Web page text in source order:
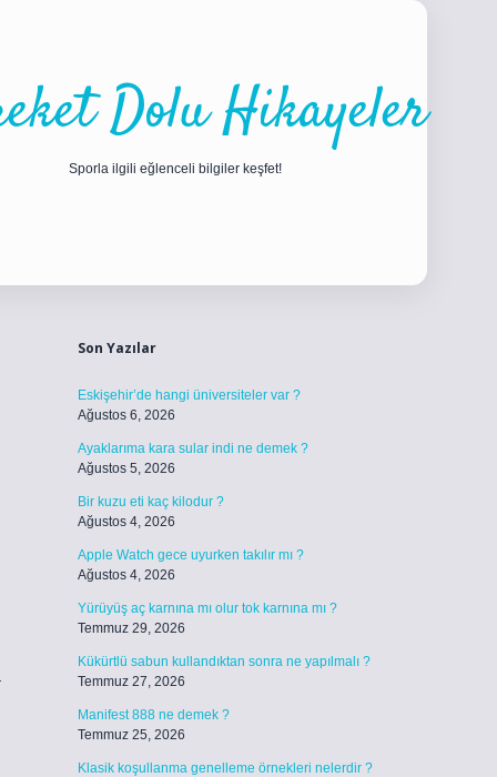
Dolu Hikayeler
Sporla ilgili eğlenceli bilgiler keşfet!
Son Yazılar
Eskişehir’de hangi üniversiteler var ?
Ağustos 6, 2026
Ayaklarıma kara sular indi ne demek ?
Ağustos 5, 2026
Bir kuzu eti kaç kilodur ?
Ağustos 4, 2026
Apple Watch gece uyurken takılır mı ?
Ağustos 4, 2026
Yürüyüş aç karnına mı olur tok karnına mı ?
Temmuz 29, 2026
Kükürtlü sabun kullandıktan sonra ne yapılmalı ?
Temmuz 27, 2026
Manifest 888 ne demek ?
Temmuz 25, 2026
Klasik koşullanma genelleme örnekleri nelerdir ?